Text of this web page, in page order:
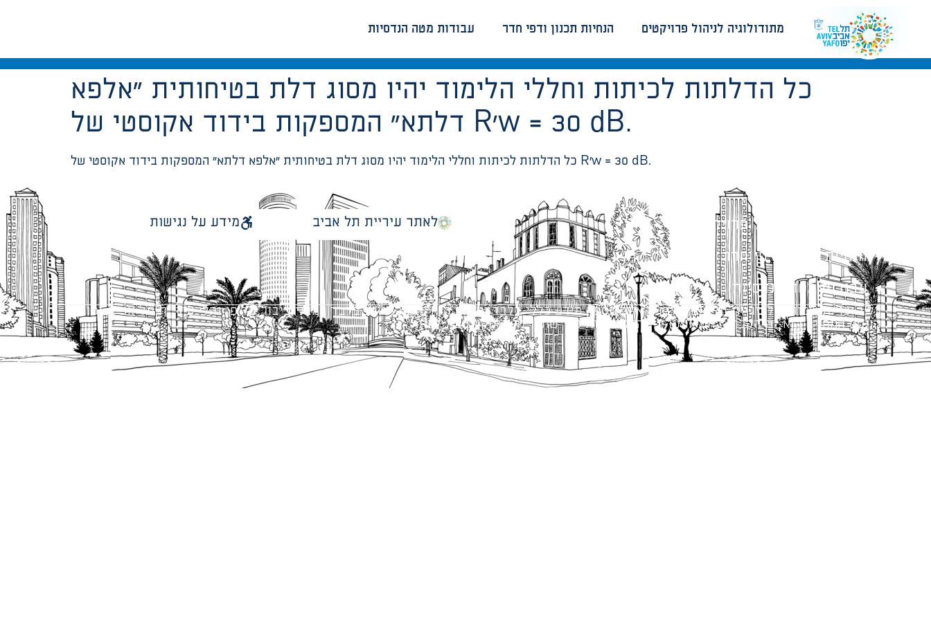
עבודות מטה הנדסיות הנחיות תכנון ודפי חדר מתודולוגיה לניהול פרויקטים
כל הדלתות לכיתות וחללי הלימוד יהיו מסוג דלת בטיחותית “אלפא
דלתא” המספקות בידוד אקוסטי של R’w = 30 dB.
כל הדלתות לכיתות וחללי הלימוד יהיו מסוג דלת בטיחותית “אלפא דלתא” המספקות בידוד אקוסטי של R’w = 30 dB.
עבודות מטה הנדסיות
הנחיות תכנון ודפי חדר
מתודולוגיה לניהול פרויקטים לאתר עיריית תל אביב מידע על נגישות
כל הזכויות שמורות לעיריית תל-אביב-יפו. האתר מספק מידע כללי בלבד ומאגד הנחיות תכנוניות בלבד למבני ציבור על פי נהלי עיריית תל אביב-יפו.
הנוסח המחייב הוא זה הקבוע בהוראות הדין הרלוונטיות כפי שתהיינה בתוקף מעת לעת.